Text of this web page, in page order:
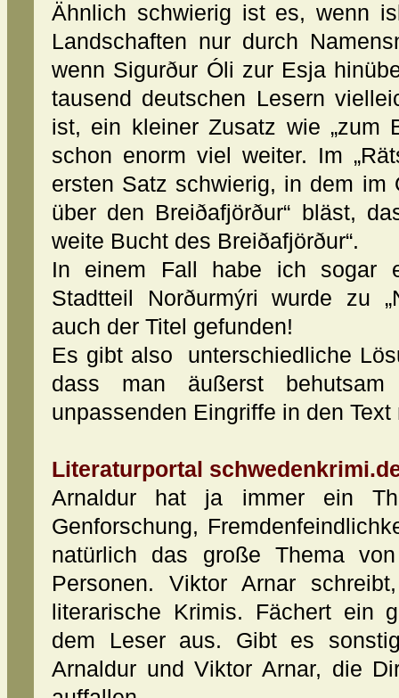
Ähnlich schwierig ist es, wenn
Landschaften nur durch
wenn Sigurður Óli zur Esja
tausend deutschen Lesern
ist, ein kleiner Zusatz wie „zum
schon enorm viel weiter. Im
ersten Satz schwierig, in dem im
über den Breiðafjörður“ bläst,
weite Bucht des Breiðafjörður“.
In einem Fall habe ich sogar
Stadtteil Norðurmýri wurde zu
auch der Titel gefunden!
Es gibt also unterschiedliche
dass man äußerst
unpassenden Eingriffe in den Text
Literaturportal
Arnaldur hat ja immer ein
Genforschung,
natürlich das große Thema
Personen. Viktor Arnar
literarische Krimis. Fächert ein
dem Leser aus. Gibt es
Arnaldur und Viktor Arnar, die